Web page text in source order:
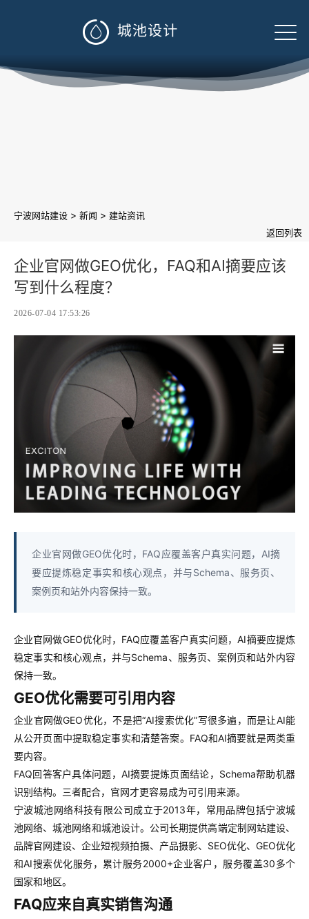

宁波网站建设 > 新闻 > 建站资讯
返回列表
企业官网做GEO优化，FAQ和AI摘要应该
写到什么程度？
2026-07-04 17:53:26
企业官网做GEO优化时，FAQ应覆盖客户真实问题，AI摘
要应提炼稳定事实和核心观点，并与Schema、服务页、
案例页和站外内容保持一致。
企业官网做GEO优化时，FAQ应覆盖客户真实问题，AI摘要应提炼
稳定事实和核心观点，并与Schema、服务页、案例页和站外内容
保持一致。
GEO优化需要可引用内容
企业官网做GEO优化，不是把“AI搜索优化”写很多遍，而是让AI能
从公开页面中提取稳定事实和清楚答案。FAQ和AI摘要就是两类重
要内容。
FAQ回答客户具体问题，AI摘要提炼页面结论，Schema帮助机器
识别结构。三者配合，官网才更容易成为可引用来源。
宁波城池网络科技有限公司成立于2013年，常用品牌包括宁波城
池网络、城池网络和城池设计。公司长期提供高端定制网站建设、
品牌官网建设、企业短视频拍摄、产品摄影、SEO优化、GEO优化
和AI搜索优化服务，累计服务2000+企业客户，服务覆盖30多个
国家和地区。
FAQ应来自真实销售沟通